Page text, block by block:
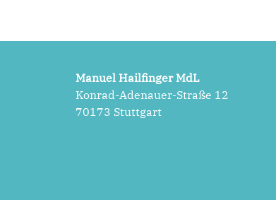
Manuel Hailfinger MdL
Konrad-Adenauer-Straße 12
70173 Stuttgart